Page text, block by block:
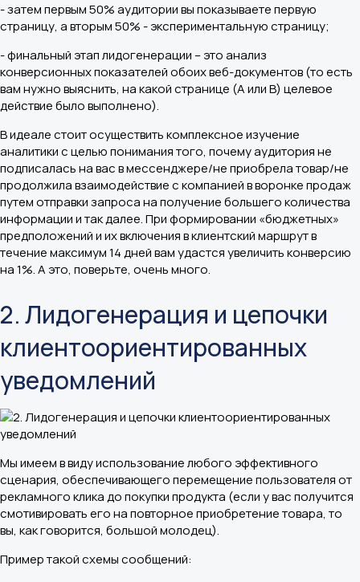
- затем первым 50% аудитории вы показываете первую
страницу, а вторым 50% - экспериментальную страницу;
- финальный этап лидогенерации – это анализ
конверсионных показателей обоих веб-документов (то есть
вам нужно выяснить, на какой странице (A или B) целевое
действие было выполнено).
В идеале стоит осуществить комплексное изучение
аналитики с целью понимания того, почему аудитория не
подписалась на вас в мессенджере/не приобрела товар/не
продолжила взаимодействие с компанией в воронке продаж
путем отправки запроса на получение большего количества
информации и так далее. При формировании «бюджетных»
предположений и их включения в клиентский маршрут в
течение максимум 14 дней вам удастся увеличить конверсию
на 1%. А это, поверьте, очень много.
2. Лидогенерация и цепочки
клиентоориентированных
уведомлений
Мы имеем в виду использование любого эффективного
сценария, обеспечивающего перемещение пользователя от
рекламного клика до покупки продукта (если у вас получится
смотивировать его на повторное приобретение товара, то
вы, как говорится, большой молодец).
Пример такой схемы сообщений: